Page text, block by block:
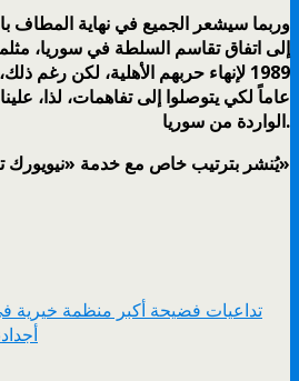
وربما سيشعر الجميع في نهاية المطاف
إلى اتفاق تقاسم السلطة في سوريا،
عاماً لكي يتوصلوا إلى تفاهمات، لذا،
الواردة من سوريا.
يُنشر بترتيب خاص مع خدمة «نيويورك تايمز»
تداعيات فضيحة أكبر منظمة خيرية